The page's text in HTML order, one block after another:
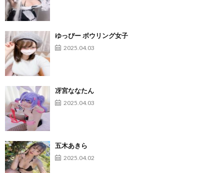
ゆっぴー ボウリング女子
2025.04.03
冴宮ななたん
2025.04.03
五木あきら
2025.04.02